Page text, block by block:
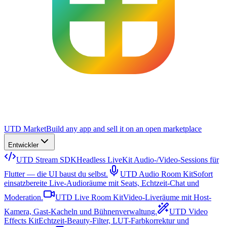
UTD MarketBuild any app and sell it on an open marketplace
Entwickler
UTD Stream SDKHeadless LiveKit Audio-/Video-Sessions für
Flutter — die UI baust du selbst.
UTD Audio Room KitSofort
einsatzbereite Live-Audioräume mit Seats, Echtzeit-Chat und
Moderation.
UTD Live Room KitVideo-Liveräume mit Host-
Kamera, Gast-Kacheln und Bühnenverwaltung.
UTD Video
Effects KitEchtzeit-Beauty-Filter, LUT-Farbkorrektur und